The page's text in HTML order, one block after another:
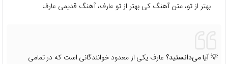
بهتر از تو، متن آهنگ کی بهتر از تو عارف، آهنگ قدیمی عارف
💡آیا می‌دانستید؟ عارف یکی از معدود خوانندگانی است که در تمامی